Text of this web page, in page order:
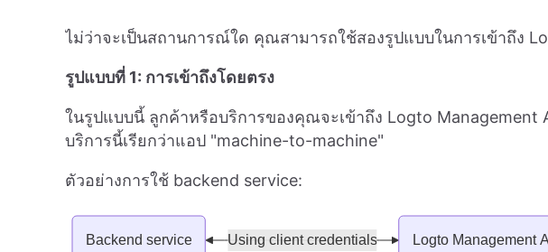
ไม่ว่าจะเป็นสถานการณ์ใด คุณสามารถใช้สองรูปแบบในการเข้าถึง
รูปแบบที่ 1: การเข้าถึงโดยตรง
ในรูปแบบนี้ ลูกค้าหรือบริการของคุณจะเข้าถึง Logto Management
บริการนี้เรียกว่าแอป "machine-to-machine"
ตัวอย่างการใช้ backend service: